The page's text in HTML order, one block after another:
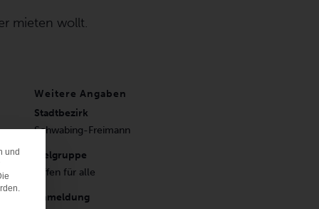
mieten wollt.
Weitere Angaben
Stadtbezirk
Schwabing-Freimann
Zielgruppe
Offen für alle
Anmeldung
und